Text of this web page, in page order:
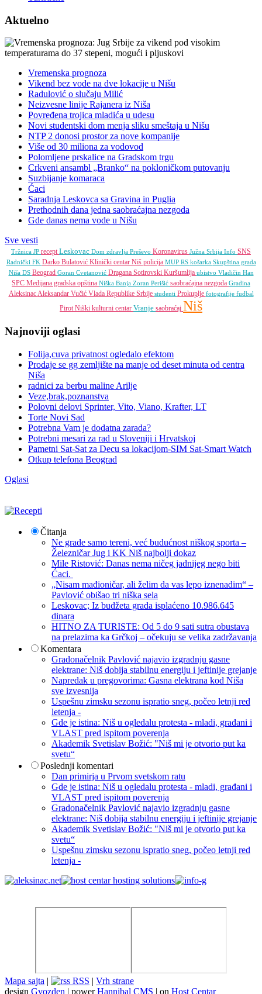
Aktuelno
Vremenska prognoza
Vikend bez vode na dve lokacije u Nišu
Radulović o slučaju Milić
Neizvesne linije Rajanera iz Niša
Povređena trojica mladića u udesu
Novi studentski dom menja sliku smeštaja u Nišu
NTP 2 donosi prostor za nove kompanije
Više od 30 miliona za vodovod
Polomljene prskalice na Gradskom trgu
Crkveni ansambl „Branko“ na pokloničkom putovanju
Suzbijanje komaraca
Ćaci
Saradnja Leskovca sa Gravina in Puglia
Prethodnih dana jedna saobraćajna nezgoda
Gde danas nema vode u Nišu
Sve vesti
Tržnica JP receptLeskovac Dom zdravlja Preševo Koronavirus Južna Srbija Info SNS
Radnički FK Darko Bulatović Klinički centar Niš policija MUP RS košarka Skupština grada
Niša DS Beograd Goran Cvetanović Dragana Sotirovski Kuršumlija ubistvo Vladičin Han
SPC Medijana gradska opština Niška Banja Zoran Perišić saobraćajna nezgoda Gradina
AleksinacAleksandar Vučić Vlada Republike Srbije studenti Prokuplje fotografije fudbal
PirotNiški kulturni centar Vranje saobraćaj Niš
Najnoviji oglasi
Folija,cuva privatnost ogledalo efektom
Prodaje se gg zemljište na manje od deset minuta od centra
Niša
radnici za berbu maline Arilje
Veze,brak,poznanstva
Polovni delovi Sprinter, Vito, Viano, Krafter, LT
Torte Novi Sad
Potrebna Vam je dodatna zarada?
Potrebni mesari za rad u Sloveniji i Hrvatskoj
Pametni Sat-Sat za Decu sa lokacijom-SIM Sat-Smart Watch
Otkup telefona Beograd
Oglasi
Čitanja
Ne grade samo tereni, već budućnost niškog sporta –
Železničar Jug i KK Niš najbolji dokaz
Mile Ristović: Danas nema ničeg jadnijeg nego biti
Ćaci.
„Nisam mađioničar, ali želim da vas lepo iznenadim“ –
Pavlović obišao tri niška sela
Leskovac; Iz budžeta grada isplaćeno 10.986.645
dinara
HITNO ZA TURISTE: Od 5 do 9 sati sutra obustava
na prelazima ka Grčkoj – očekuju se velika zadržavanja
Komentara
Gradonačelnik Pavlović najavio izgradnju gasne
elektrane: Niš dobija stabilnu energiju i jeftinije grejanje
Napredak u pregovorima: Gasna elektrana kod Niša
sve izvesnija
Uspešnu zimsku sezonu ispratio sneg, počeo letnji red
letenja -
Gde je istina: Niš u ogledalu protesta - mladi, građani i
VLAST pred ispitom poverenja
Akademik Svetislav Božić: "Niš mi je otvorio put ka
svetu“
Poslednji komentari
Dan primirja u Prvom svetskom ratu
Gde je istina: Niš u ogledalu protesta - mladi, građani i
VLAST pred ispitom poverenja
Gradonačelnik Pavlović najavio izgradnju gasne
elektrane: Niš dobija stabilnu energiju i jeftinije grejanje
Akademik Svetislav Božić: "Niš mi je otvorio put ka
svetu“
Uspešnu zimsku sezonu ispratio sneg, počeo letnji red
letenja -
Mapa sajta | RSS | Vrh strane
design Gvozden | powerHannibal CMS | on Host Centar